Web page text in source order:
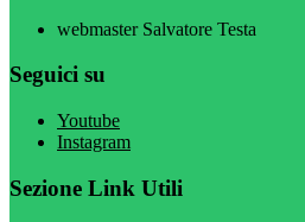
webmaster Salvatore Testa
Seguici su
Youtube
Instagram
Sezione Link Utili